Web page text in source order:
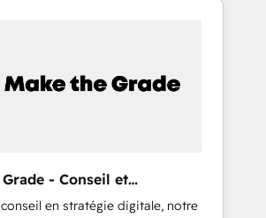
de 30 consultants certifiés
chaque projet avec un
Grâce à une
éprouvée auprès de plus de
- Conseil et
HubSpoten stratégie digitale, notre